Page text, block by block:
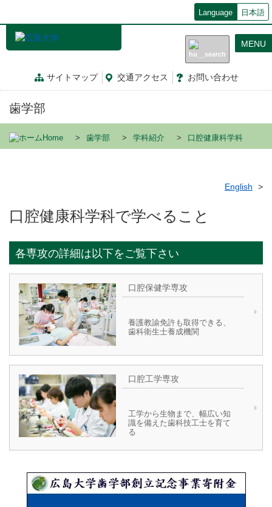
Language 日本語
サイトマップ 交通アクセス お問い合わせ
MENU
歯学部
Home 歯学部 学科紹介 口腔健康科学科
English
口腔健康科学科で学べること
各専攻の詳細は以下をご覧下さい
口腔保健学専攻
養護教諭免許も取得できる、
歯科衛生士養成機関
口腔工学専攻
工学から生物まで、幅広い知
識を備えた歯科技工士を育て
る